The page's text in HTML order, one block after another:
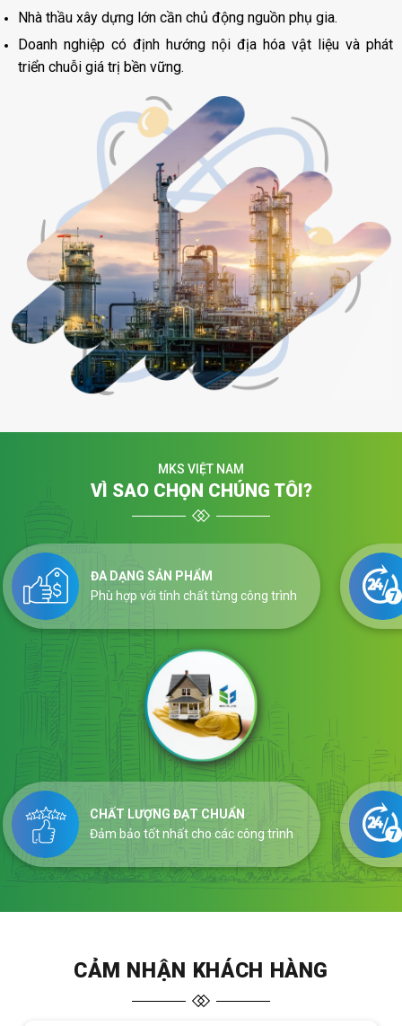
Nhà thầu xây dựng lớn cần chủ động nguồn phụ gia.
Doanh nghiệp có định hướng nội địa hóa vật liệu và phát
triển chuỗi giá trị bền vững.
MKS VIỆT NAM
VÌ SAO CHỌN CHÚNG TÔI?
ĐA DẠNG SẢN PHẨM
Phù hợp với tính chất từng công trình
CHẤT LƯỢNG ĐẠT CHUẨN
Đảm bảo tốt nhất cho các công trình
CẢM NHẬN KHÁCH HÀNG